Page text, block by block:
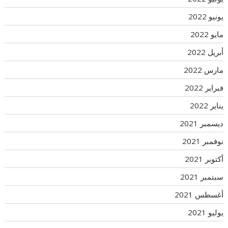
يونيو 2022
مايو 2022
أبريل 2022
مارس 2022
فبراير 2022
يناير 2022
ديسمبر 2021
نوفمبر 2021
أكتوبر 2021
سبتمبر 2021
أغسطس 2021
يوليو 2021